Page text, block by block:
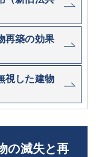
再築の効果
視した建物
の滅失と再